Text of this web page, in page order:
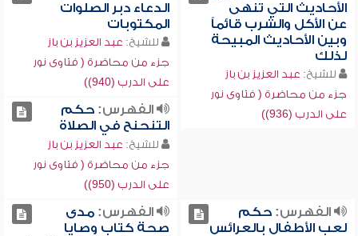
الأحاديث التي تنهى
عن الأكل والشرب قائماً
وبين الأحاديث المبيحة
لذلك
للشيخ: عبد العزيز بن باز
جزء من محاضرة ( فتاوى نور
على الدرب (936))
الدعاء دبر الصلوات
المكتوبات
للشيخ: عبد العزيز بن باز
جزء من محاضرة ( فتاوى نور
على الدرب (940))
الفهرس:حكم
التنحنح في الصلاة
للشيخ: عبد العزيز بن باز
جزء من محاضرة ( فتاوى نور
على الدرب (950))
الفهرس:حكم
لعب الأطفال بالعرائس
الفهرس:مدى
صحة كتاب وصايا